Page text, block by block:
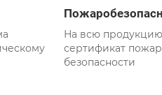
На всю
сертификат
безопасности